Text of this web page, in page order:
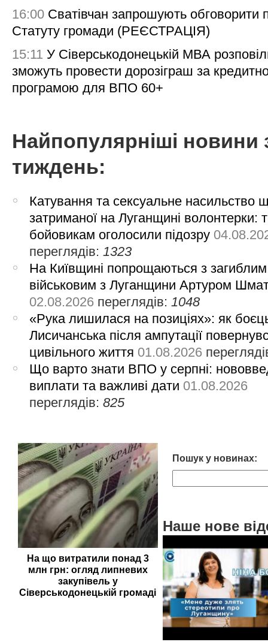
16:00 Сватівчан запрошують обговорити
Статуту громади (РЕЄСТРАЦІЯ)
15:11 У Сіверськодонецькій МВА
зможуть провести дорозіграш за
програмою для ВПО 60+
Найпопулярніші новини
тиждень:
Катування та сексуальне насильство
затриманої на Луганщині волонтерки:
бойовикам оголосили підозру
переглядів:1323
На Київщині попрощаються з загиблим
військовим з Луганщини Артуром
02.08.2026 переглядів:1048
«Рука лишилася на позиціях»: як
Лисичанська після ампутації
цивільного життя 01.08.2026
Що варто знати ВПО у серпні:
виплати та важливі дати 01.08.2026
переглядів:825
На що витратили понад 3
млн грн: огляд липневих
закупівель у
Сіверськодонецькій громаді
Пошук у новинах:
Наше нове